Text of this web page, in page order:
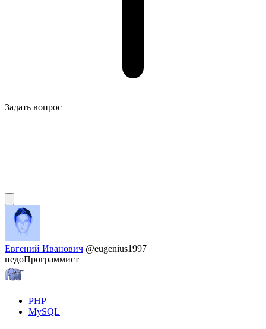
Задать вопрос
Евгений Иванович @eugenius1997
недоПрограммист
PHP
MySQL